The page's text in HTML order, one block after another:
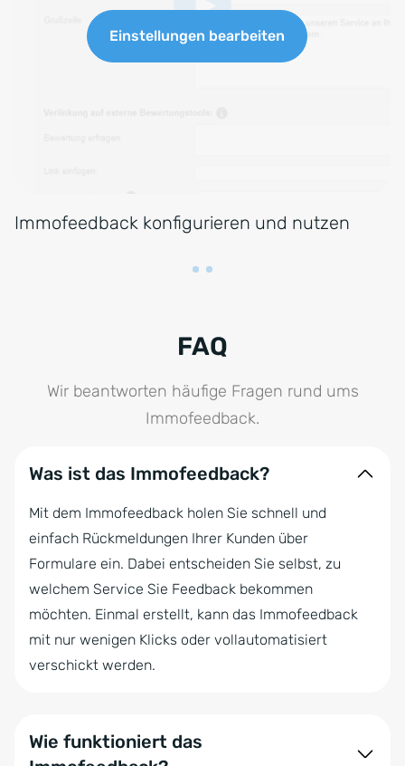
Einstellungen bearbeiten
Immofeedback konfigurieren und nutzen
FAQ
Wir beantworten häufige Fragen rund ums
Immofeedback.
Was ist das Immofeedback?
Mit dem Immofeedback holen Sie schnell und
einfach Rückmeldungen Ihrer Kunden über
Formulare ein. Dabei entscheiden Sie selbst, zu
welchem Service Sie Feedback bekommen
möchten. Einmal erstellt, kann das Immofeedback
mit nur wenigen Klicks oder vollautomatisiert
verschickt werden.
Wie funktioniert das